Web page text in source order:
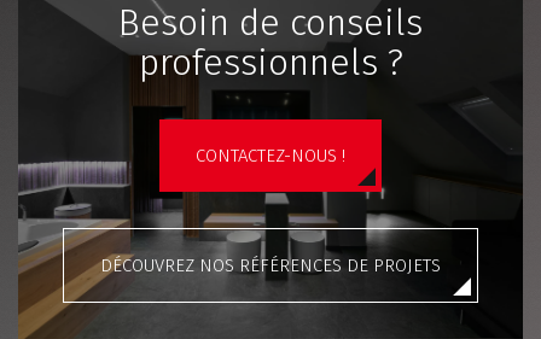
Besoin de conseils
professionnels ?
CONTACTEZ-NOUS !
DÉCOUVREZ NOS RÉFÉRENCES DE PROJETS